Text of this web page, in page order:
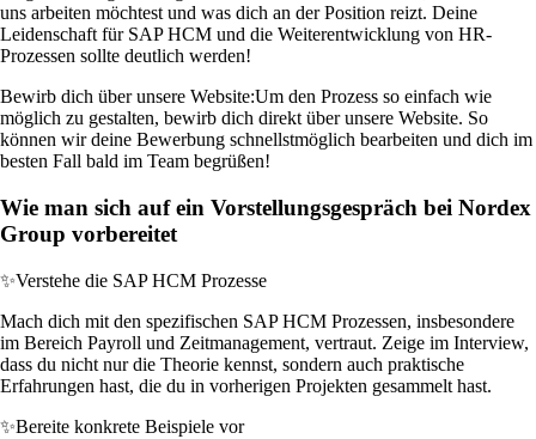
uns arbeiten möchtest und was dich an der Position reizt. Deine
Leidenschaft für SAP HCM und die Weiterentwicklung von HR-
Prozessen sollte deutlich werden!
Bewirb dich über unsere Website:Um den Prozess so einfach wie
möglich zu gestalten, bewirb dich direkt über unsere Website. So
können wir deine Bewerbung schnellstmöglich bearbeiten und dich im
besten Fall bald im Team begrüßen!
Wie man sich auf ein Vorstellungsgespräch bei Nordex
Group vorbereitet
✨Verstehe die SAP HCM Prozesse
Mach dich mit den spezifischen SAP HCM Prozessen, insbesondere
im Bereich Payroll und Zeitmanagement, vertraut. Zeige im Interview,
dass du nicht nur die Theorie kennst, sondern auch praktische
Erfahrungen hast, die du in vorherigen Projekten gesammelt hast.
✨Bereite konkrete Beispiele vor